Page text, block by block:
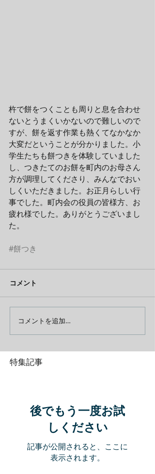
特集記事
杵で餅をつくことも周りと息を合わせ
ないとうまくいかないので難しいので
すが、餅を返す作業も熱くてなかなか
大変だということが分かりました。小
学生たちも餅つきを体験していました
し、つきたてのお餅を町内のお母さん
方が調理してくださり、みんなでおい
しくいただきました。お正月らしい行
事でした。町内会の役員の皆様方、お
疲れ様でした。ありがとうございまし
た。
#餅つき
コメント
コメントを追加…
後でもう一度お試
しください
記事が公開されると、ここに
表示されます。